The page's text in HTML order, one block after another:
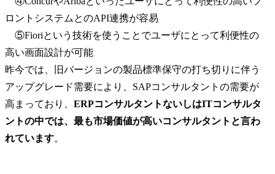
ロントシステムとのAPI連携が容易
⑤Fioriという技術を使うことでユーザにとって利便性の
高い画面設計が可能
昨今では、旧バージョンの製品標準保守の打ち切りに伴う
アップグレード需要により、SAPコンサルタントの需要が
高まっており、 ERPコンサルタントないしはITコンサルタ
ントの中では、最も市場価値が高いコンサルタントと言わ
れています。